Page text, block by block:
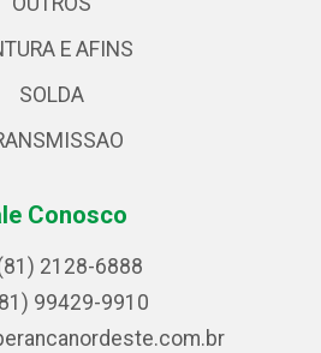
E AFINS
SOLDA
Conosco
2128-6888
99429-9910